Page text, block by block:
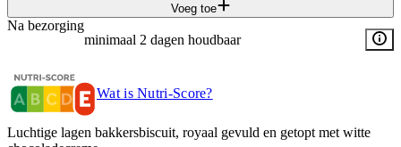
Voeg toe
Na bezorging
minimaal 2 dagen houdbaar
Wat is Nutri-Score?
Luchtige lagen bakkersbiscuit, royaal gevuld en getopt met witte